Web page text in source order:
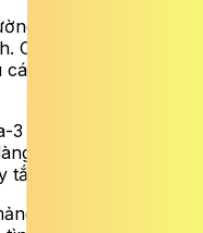
đi kèm với tình
Omega-3 là chất
phản ứng viêm
3 ức chế sự kết tập
hơn, ngăn ngừa
nghẽn mạch máu.
xơ vữa đã hình